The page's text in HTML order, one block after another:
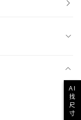
AI
找
尺
寸